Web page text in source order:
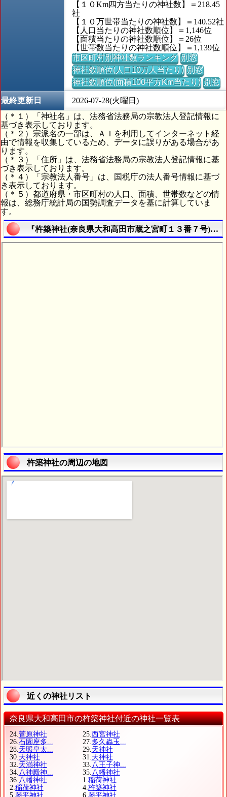
【１０Km四方当たりの神社数】＝218.45
社
【１０万世帯当たりの神社数】＝140.52社
【人口当たりの神社数順位】＝1,146位
【面積当たりの神社数順位】＝26位
【世帯数当たりの神社数順位】＝1,139位
市区町村別神社数ランキング 別窓
神社数順位(人口10万人当たり) 別窓
神社数順位(面積100平方Km当たり) 別窓
最終更新日
2026-07-28(火曜日)
（＊１）「神社名」は、法務省法務局の宗教法人登記情報に
基づき表示しております。
（＊２）宗派名の一部は、ＡＩを利用してインターネット経
由で情報を収集しているため、データに誤りがある場合があ
ります。
（＊３）「住所」は、法務省法務局の宗教法人登記情報に基
づき表示しております。
（＊４）「宗教法人番号」は、国税庁の法人番号情報に基づ
き表示しております。
（＊５）都道府県・市区町村の人口、面積、世帯数などの情
報は、総務庁統計局の国勢調査データを基に計算していま
す。
『杵築神社(奈良県大和高田市蔵之宮町１３番７号)』
杵築神社の周辺の地図
近くの神社リスト
奈良県大和高田市の杵築神社付近の神社一覧表
24.菅原神社 25.西宮神社
26.石園座多... 27.多久蟲玉...
28.天照皇太... 29.天神社
30.天神社 31.天神社
32.天満神社 33.八王子神...
34.八神殿神... 35.八幡神社
36.八幡神社 1.稲荷神社
2.稲荷神社 4.杵築神社
5.琴平神社 6.琴平神社